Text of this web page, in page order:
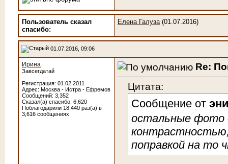
Пользователь сказал
cпасибо:
Елена Галуза(01.07.2016)
01.07.2016, 09:06
Ирина
Завсегдатай
Регистрация: 01.02.2011
Адрес: Москва - Истра - Ефремов
Сообщений: 3,352
Сказал(а) спасибо: 6,620
Поблагодарили 18,440 раз(а) в
3,616 сообщениях
Re:
Цитата:
Сообщение от
остальные фото
контрастностью,
поправкой на то